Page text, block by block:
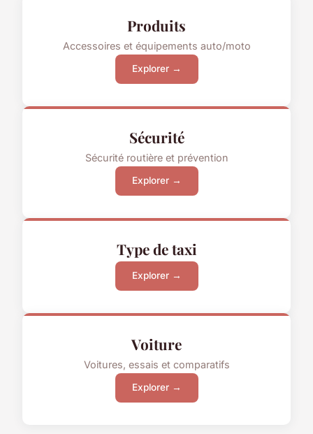
Produits
Accessoires et équipements auto/moto
Explorer →
Sécurité
Sécurité routière et prévention
Explorer →
Type de taxi
Explorer →
Voiture
Voitures, essais et comparatifs
Explorer →